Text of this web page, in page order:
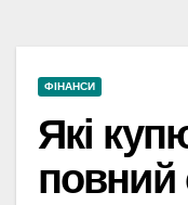
ФІНАНСИ
Які
повний